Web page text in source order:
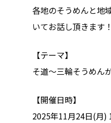
各地のそうめんと地
いてお話し頂きます！
【テーマ】
そ道〜三輪そうめん
【開催日時】
2025年11月24日(月)